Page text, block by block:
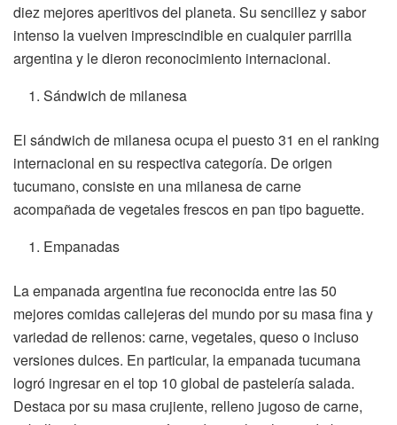
diez mejores aperitivos del planeta. Su sencillez y sabor
intenso la vuelven imprescindible en cualquier parrilla
argentina y le dieron reconocimiento internacional.
Sándwich de milanesa
El sándwich de milanesa ocupa el puesto 31 en el ranking
internacional en su respectiva categoría. De origen
tucumano, consiste en una milanesa de carne
acompañada de vegetales frescos en pan tipo baguette.
Empanadas
La empanada argentina fue reconocida entre las 50
mejores comidas callejeras del mundo por su masa fina y
variedad de rellenos: carne, vegetales, queso o incluso
versiones dulces. En particular, la empanada tucumana
logró ingresar en el top 10 global de pastelería salada.
Destaca por su masa crujiente, relleno jugoso de carne,